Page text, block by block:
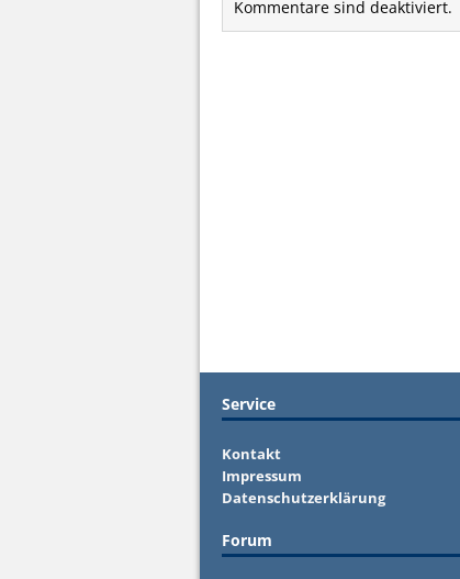
Kommentare sind deaktiviert.
Service
Kontakt
Impressum
Datenschutzerklärung
Forum